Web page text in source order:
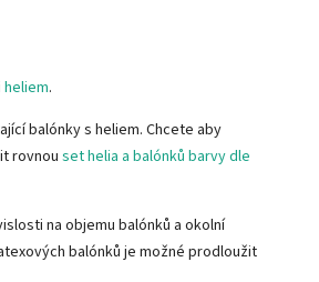
heliem.
balónky s heliem. Chcete aby
rovnou set helia a balónků barvy dle
na objemu balónků a okolní
balónků je možné prodloužit